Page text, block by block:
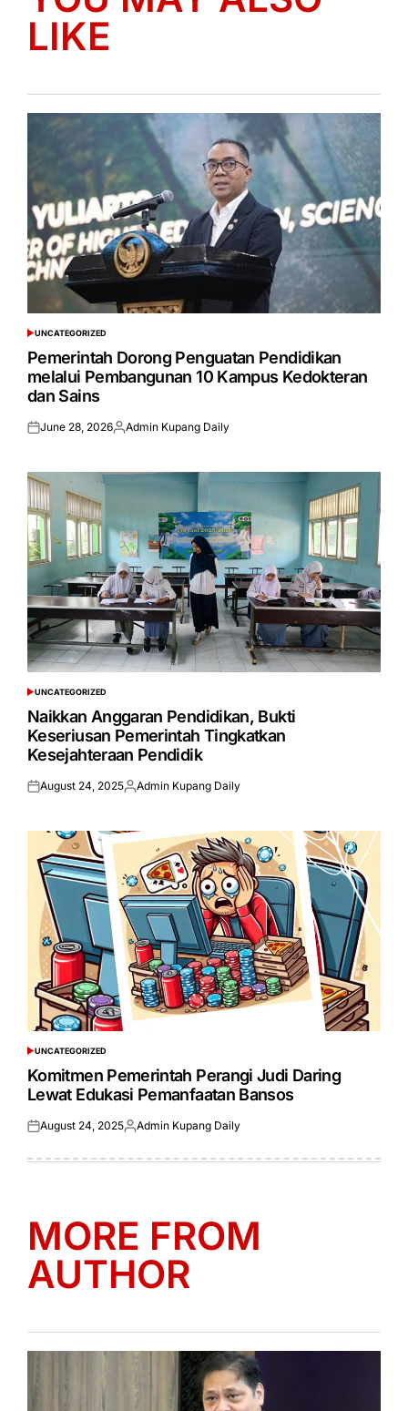
LIKE
POSTED
IN
UNCATEGORIZED
Pemerintah Dorong Penguatan Pendidikan
melalui Pembangunan 10 Kampus Kedokteran
dan Sains
Posted
June 28, 2026Posted
Admin Kupang Daily
POSTED
IN
UNCATEGORIZED
Naikkan Anggaran Pendidikan, Bukti
Keseriusan Pemerintah Tingkatkan
Kesejahteraan Pendidik
Posted
August 24, 2025Posted
Admin Kupang Daily
POSTED
IN
UNCATEGORIZED
Komitmen Pemerintah Perangi Judi Daring
Lewat Edukasi Pemanfaatan Bansos
Posted
August 24, 2025Posted
Admin Kupang Daily
MORE FROM
AUTHOR